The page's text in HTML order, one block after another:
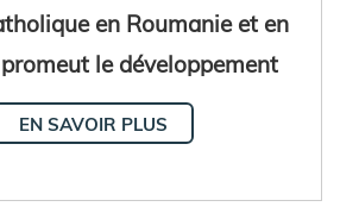
en Roumanie et en
le développement
humain intégral
EN SAVOIR PLUS